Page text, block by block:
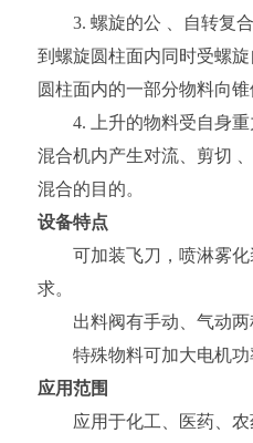
3. 螺旋的公 、自转复合
到螺旋圆柱面内同时受螺
圆柱面内的一部分物料向锥
4. 上升的物料受自身重
混合机内产生对流、剪切
混合的目的。
设备特点
可加装飞刀，喷淋雾化
求。
出料阀有手动、气动两
特殊物料可加大电机功
应用范围
应用于化工、医药、农